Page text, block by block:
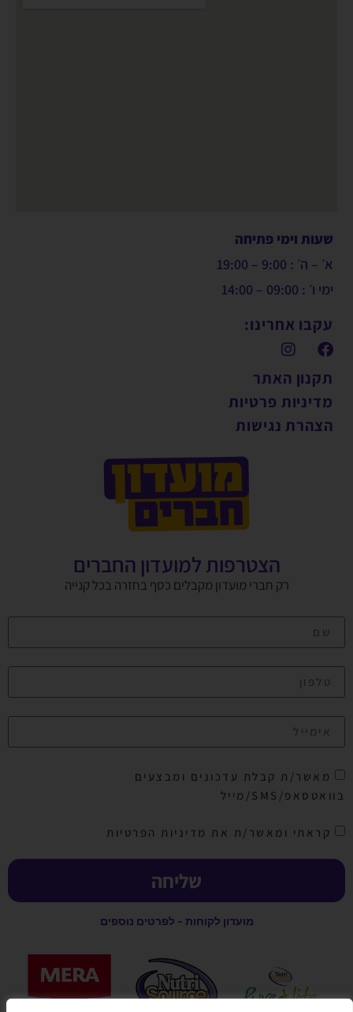
שעות וימי פתיחה
א׳ – ה׳ : 9:00 – 19:00
ימי ו׳ : 09:00 – 14:00
עקבו אחרינו:
תקנון האתר
מדיניות פרטיות
הצהרת נגישות
הצטרפות למועדון החברים
רק חברי מועדון מקבלים כסף בחזרה בכל קנייה
מאשר/ת קבלת עדכונים ומבצעים
בוואטסאפ/SMS/מייל
קראתי ומאשר/ת את מדיניות הפרטיות
שליחה
מועדון לקוחות - לפרטים נוספים